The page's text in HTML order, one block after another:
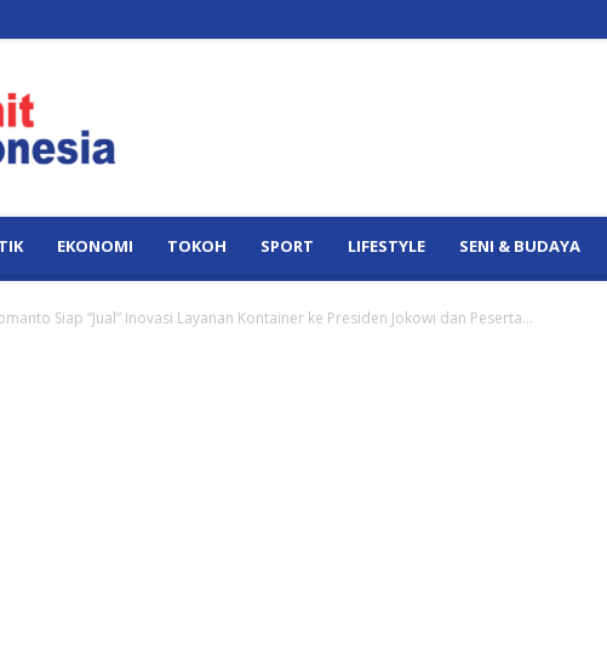
EKONOMI TOKOH SPORT LIFESTYLE SENI & BUDAYA
Siap “Jual” Inovasi Layanan Kontainer ke Presiden Jokowi dan Peserta...